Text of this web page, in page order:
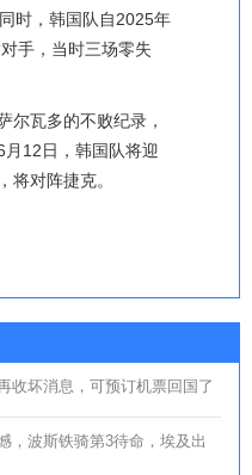
时，韩国队自2025年
手，当时三场零失
瓦多的不败纪录，
12日，韩国队将迎
将对阵捷克。
收坏消息，可预订机票回国了
，波斯铁骑第3待命，埃及出